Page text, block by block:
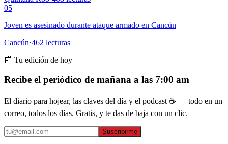
05
Joven es asesinado durante ataque armado en Cancún
Cancún·462 lecturas
📰 Tu edición de hoy
Recibe el periódico de mañana a las 7:00 am
El diario para hojear, las claves del día y el podcast ☕ — todo en un
correo, todos los días. Gratis, y te das de baja con un clic.
Suscribirme